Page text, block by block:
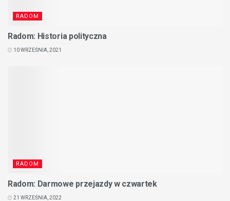
RADOM
Radom: Historia polityczna
10 WRZEŚNIA, 2021
RADOM
Radom: Darmowe przejazdy w czwartek
21 WRZEŚNIA, 2022